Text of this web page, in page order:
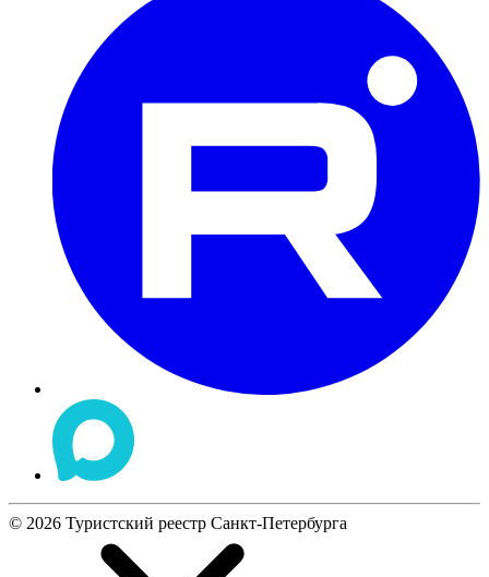
© 2026 Туристский реестр Санкт-Петербурга